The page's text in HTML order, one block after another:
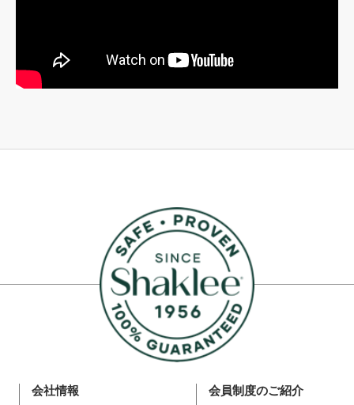
会社情報
会員制度のご紹介